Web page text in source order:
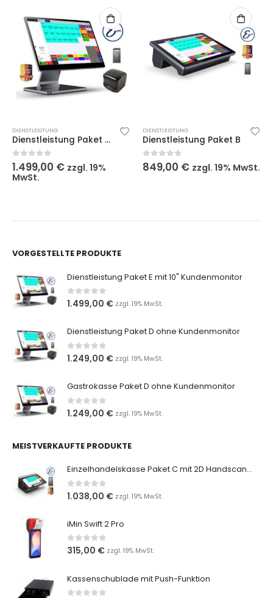
DIENSTLEISTUNG
Dienstleistung Paket E mit 10″ Kundenmonitor
0 out of 5
1.499,00 € zzgl. 19%
MwSt.
DIENSTLEISTUNG
Dienstleistung Paket B
0out of 5
849,00 € zzgl. 19% MwSt.
VORGESTELLTE PRODUKTE
Dienstleistung Paket E mit 10" Kundenmonitor
0 out of 5
1.499,00 € zzgl. 19% MwSt.
Dienstleistung Paket D ohne Kundenmonitor
0 out of 5
1.249,00 € zzgl. 19% MwSt.
Gastrokasse Paket D ohne Kundenmonitor
0 out of 5
1.249,00 € zzgl. 19% MwSt.
MEISTVERKAUFTE PRODUKTE
Einzelhandelskasse Paket C mit 2D Handscanner
0 out of 5
1.038,00 € zzgl. 19% MwSt.
iMin Swift 2 Pro
0out of 5
315,00 € zzgl. 19% MwSt.
Kassenschublade mit Push-Funktion